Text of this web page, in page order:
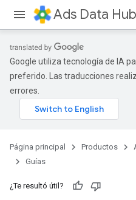
Google utiliza tecnología de IA
preferido. Las traducciones
errores.
Página principal Productos
Guías
¿Te resultó útil?